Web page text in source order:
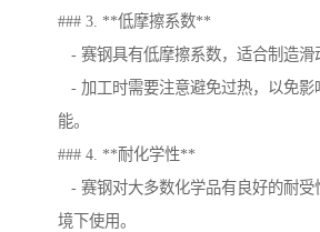
### 3. **低摩擦系数**
- 赛钢具有低摩擦系数，适合制造滑
- 加工时需要注意避免过热，以免影
能。
### 4. **耐化学性**
- 赛钢对大多数化学品有良好的耐受
境下使用。